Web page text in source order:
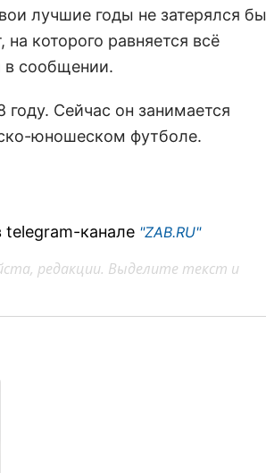
лучшие годы не затерялся бы
которого равняется всё
в сообщении.
Сейчас он занимается
юношеском футболе.
канале "ZAB.RU"
редакции. Выделите текст и